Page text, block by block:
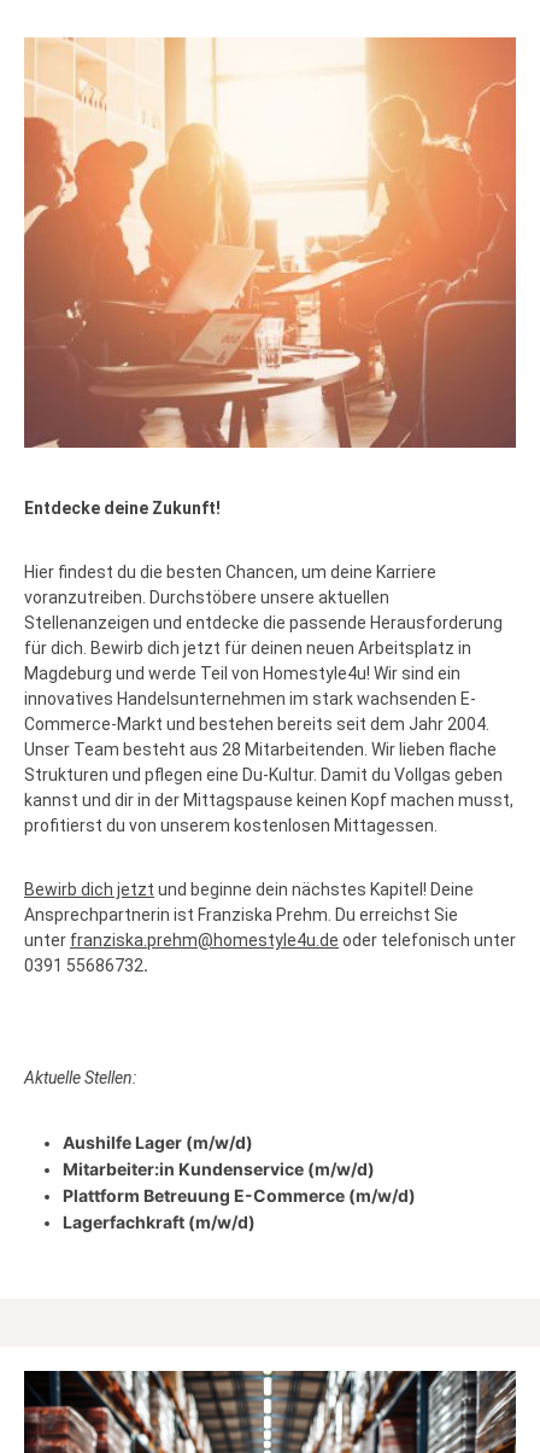
Entdecke deine Zukunft!
Hier findest du die besten Chancen, um deine Karriere
voranzutreiben. Durchstöbere unsere aktuellen
Stellenanzeigen und entdecke die passende Herausforderung
für dich. Bewirb dich jetzt für deinen neuen Arbeitsplatz in
Magdeburg und werde Teil von Homestyle4u! Wir sind ein
innovatives Handelsunternehmen im stark wachsenden E-
Commerce-Markt und bestehen bereits seit dem Jahr 2004.
Unser Team besteht aus 28 Mitarbeitenden. Wir lieben flache
Strukturen und pflegen eine Du-Kultur. Damit du Vollgas geben
kannst und dir in der Mittagspause keinen Kopf machen musst,
profitierst du von unserem kostenlosen Mittagessen.
Bewirb dich jetzt und beginne dein nächstes Kapitel! Deine
Ansprechpartnerin ist Franziska Prehm. Du erreichst Sie
unter franziska.prehm@homestyle4u.de oder telefonisch unter
0391 55686732.
Aktuelle Stellen:
Aushilfe Lager (m/w/d)
Mitarbeiter:in Kundenservice (m/w/d)
Plattform Betreuung E-Commerce (m/w/d)
Lagerfachkraft (m/w/d)